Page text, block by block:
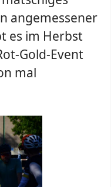
angemessener
es im Herbst
Gold-Event
mal